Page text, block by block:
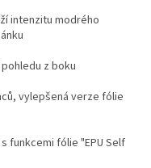
intenzitu modrého
z boku
vylepšená verze fólie
funkcemi fólie "EPU Self